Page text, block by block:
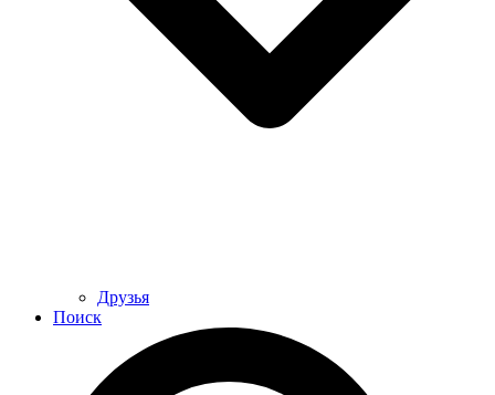
Друзья
Поиск